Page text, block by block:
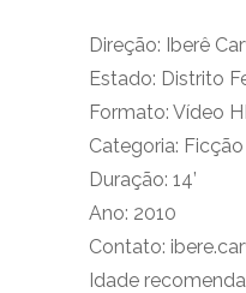
Direção: Iberê
Estado: Distrito
Formato: Vídeo
Categoria: Ficção
Duração: 14’
Ano: 2010
Contato:
Idade